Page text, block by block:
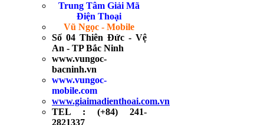
Trung Tâm Giải Mã
Điện Thoại
Vũ Ngọc - Mobile
Số 04 Thiên Đức - Vệ
An - TP Bắc Ninh
www.vungoc-
bacninh.vn
www.vungoc-
mobile.com
www.giaimadienthoai.com.vn
TEL : (+84) 241-
2821337